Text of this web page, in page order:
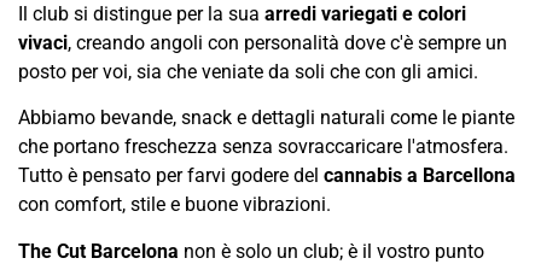
Il club si distingue per la sua arredi variegati e colori
vivaci, creando angoli con personalità dove c'è sempre un
posto per voi, sia che veniate da soli che con gli amici.
Abbiamo bevande, snack e dettagli naturali come le piante
che portano freschezza senza sovraccaricare l'atmosfera.
Tutto è pensato per farvi godere del cannabis a Barcellona
con comfort, stile e buone vibrazioni.
The Cut Barcelona non è solo un club; è il vostro punto